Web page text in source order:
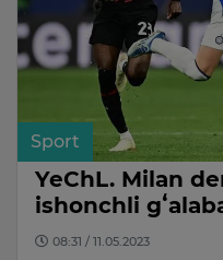
Sport
YeChL. Milan
ishonchli
08:31 / 11.05.2023